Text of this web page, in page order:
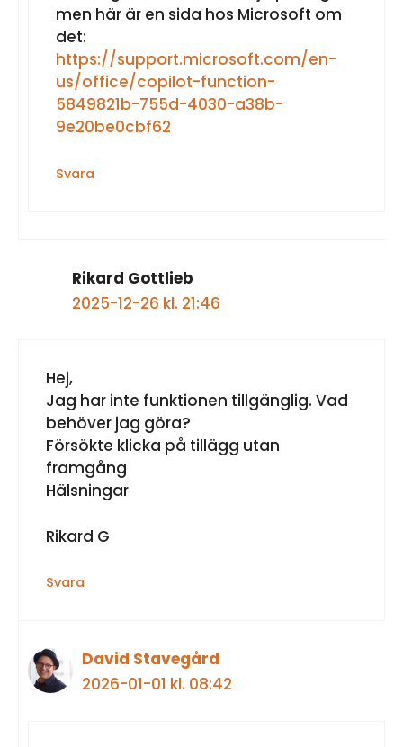
men här är en sida hos Microsoft om
det:
https://support.microsoft.com/en-
us/office/copilot-function-
5849821b-755d-4030-a38b-
9e20be0cbf62
Svara
Rikard Gottlieb
2025-12-26 kl. 21:46
Hej,
Jag har inte funktionen tillgänglig. Vad
behöver jag göra?
Försökte klicka på tillägg utan
framgång
Hälsningar
Rikard G
Svara
David Stavegård
2026-01-01 kl. 08:42